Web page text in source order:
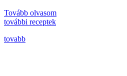
Tovább olvasom
további receptek
tovabb